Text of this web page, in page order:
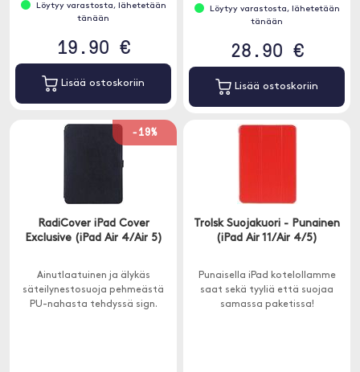
Löytyy varastosta, lähetetään
tänään
19.90 €
Lisää ostoskoriin
Löytyy varastosta, lähetetään
tänään
28.90 €
Lisää ostoskoriin
-19%
RadiCover iPad Cover
Exclusive (iPad Air 4/Air 5)
Ainutlaatuinen ja älykäs
säteilynestosuoja pehmeästä
PU-nahasta tehdyssä sign.
Trolsk Suojakuori - Punainen
(iPad Air 11/Air 4/5)
Punaisella iPad kotelollamme
saat sekä tyyliä että suojaa
samassa paketissa!